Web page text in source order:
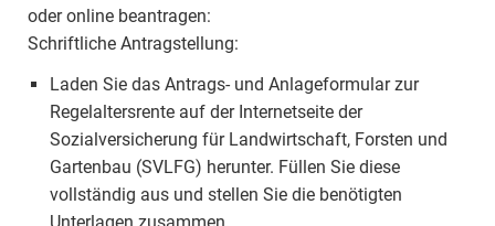
oder online beantragen:
Schriftliche Antragstellung:
Laden Sie das Antrags- und Anlageformular zur
Regelaltersrente auf der Internetseite der
Sozialversicherung für Landwirtschaft, Forsten und
Gartenbau (SVLFG) herunter. Füllen Sie diese
vollständig aus und stellen Sie die benötigten